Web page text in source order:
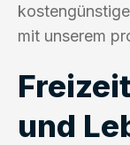
mit unserem
und